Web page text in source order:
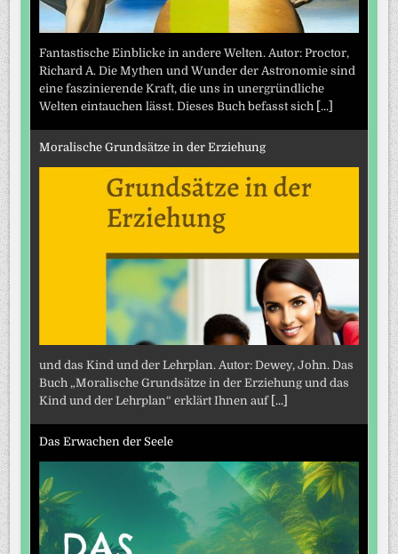
Fantastische Einblicke in andere Welten. Autor: Proctor,
Richard A. Die Mythen und Wunder der Astronomie sind
eine faszinierende Kraft, die uns in unergründliche
Welten eintauchen lässt. Dieses Buch befasst sich
[...]
Moralische Grundsätze in der Erziehung
und das Kind und der Lehrplan. Autor: Dewey, John. Das
Buch „Moralische Grundsätze in der Erziehung und das
Kind und der Lehrplan“ erklärt Ihnen auf [...]
Das Erwachen der Seele